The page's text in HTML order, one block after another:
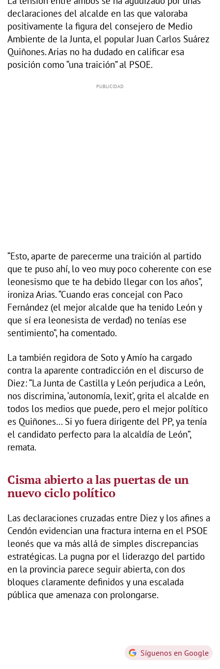
declaraciones del alcalde en las que valoraba
positivamente la figura del consejero de Medio
Ambiente de la Junta, el popular Juan Carlos Suárez
Quiñones. Arias no ha dudado en calificar esa
posición como “una traición” al PSOE.
“Esto, aparte de parecerme una traición al partido
que te puso ahí, lo veo muy poco coherente con ese
leonesismo que te ha debido llegar con los años”,
ironiza Arias. “Cuando eras concejal con Paco
Fernández (el mejor alcalde que ha tenido León y
que sí era leonesista de verdad) no tenías ese
sentimiento”, ha comentado.
La también regidora de Soto y Amío ha cargado
contra la aparente contradicción en el discurso de
Diez: “La Junta de Castilla y León perjudica a León,
nos discrimina, ‘autonomía, lexit’, grita el alcalde en
todos los medios que puede, pero el mejor político
es Quiñones… Si yo fuera dirigente del PP, ya tenía
el candidato perfecto para la alcaldía de León”,
remata.
Cisma abierto a las puertas de un
nuevo ciclo político
Las declaraciones cruzadas entre Diez y los afines a
Cendón evidencian una fractura interna en el PSOE
leonés que va más allá de simples discrepancias
estratégicas. La pugna por el liderazgo del partido
en la provincia parece seguir abierta, con dos
bloques claramente definidos y una escalada
pública que amenaza con prolongarse.
Síguenos en Google